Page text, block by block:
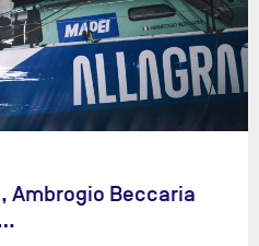
Ambrogio Beccaria